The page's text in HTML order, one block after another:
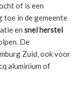
of is een
toe in de gemeente
en snel herstel
De
Zuid, ook voor
aluminium of